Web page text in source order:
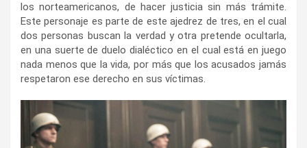
los norteamericanos, de hacer justicia sin más trámite.
Este personaje es parte de este ajedrez de tres, en el cual
dos personas buscan la verdad y otra pretende ocultarla,
en una suerte de duelo dialéctico en el cual está en juego
nada menos que la vida, por más que los acusados jamás
respetaron ese derecho en sus víctimas.